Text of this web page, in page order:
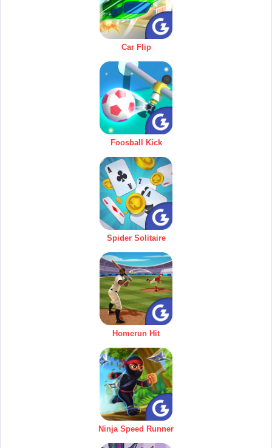
Car Flip
Foosball Kick
Spider Solitaire
Homerun Hit
Ninja Speed Runner